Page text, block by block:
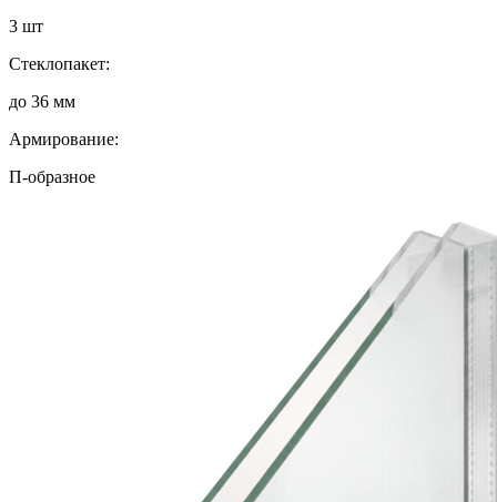
3 шт
Стеклопакет:
до 36 мм
Армирование:
П-образное